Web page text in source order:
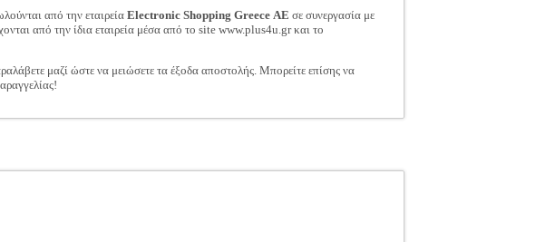
από την εταιρείαElectronic Shopping Greece ΑΕ σε συνεργασία με
από την ίδια εταιρεία μέσα από το site www.plus4u.gr και το
μαζί ώστε να μειώσετε τα έξοδα αποστολής. Μπορείτε επίσης να